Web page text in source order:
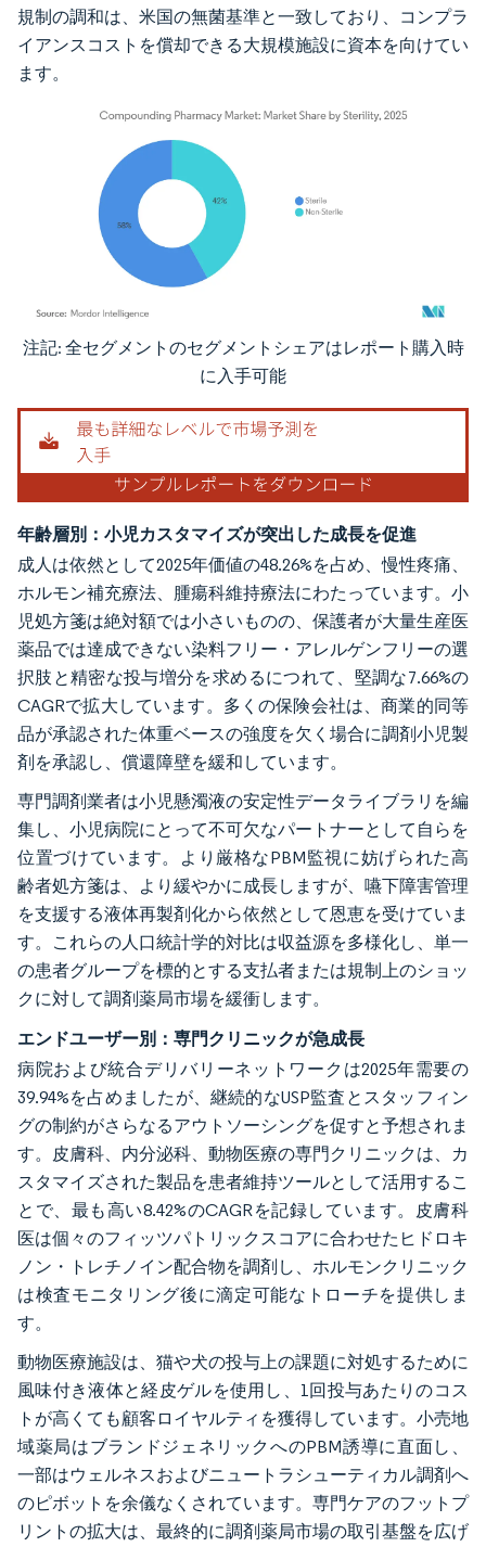
規制の調和は、米国の無菌基準と一致しており、コンプラ
イアンスコストを償却できる大規模施設に資本を向けてい
ます。
画像 © Mordor Intelligence。再利用にはCC BY 4.0の表示が必要です。
注記: 全セグメントのセグメントシェアはレポート購入時
に入手可能
年齢層別：小児カスタマイズが突出した成長を促進
成人は依然として2025年価値の48.26%を占め、慢性疼痛、
ホルモン補充療法、腫瘍科維持療法にわたっています。小
児処方箋は絶対額では小さいものの、保護者が大量生産医
薬品では達成できない染料フリー・アレルゲンフリーの選
択肢と精密な投与増分を求めるにつれて、堅調な7.66%の
CAGRで拡大しています。多くの保険会社は、商業的同等
品が承認された体重ベースの強度を欠く場合に調剤小児製
剤を承認し、償還障壁を緩和しています。
専門調剤業者は小児懸濁液の安定性データライブラリを編
集し、小児病院にとって不可欠なパートナーとして自らを
位置づけています。より厳格なPBM監視に妨げられた高
齢者処方箋は、より緩やかに成長しますが、嚥下障害管理
を支援する液体再製剤化から依然として恩恵を受けていま
す。これらの人口統計学的対比は収益源を多様化し、単一
の患者グループを標的とする支払者または規制上のショッ
クに対して調剤薬局市場を緩衝します。
エンドユーザー別：専門クリニックが急成長
病院および統合デリバリーネットワークは2025年需要の
39.94%を占めましたが、継続的なUSP監査とスタッフィン
グの制約がさらなるアウトソーシングを促すと予想されま
す。皮膚科、内分泌科、動物医療の専門クリニックは、カ
スタマイズされた製品を患者維持ツールとして活用するこ
とで、最も高い8.42%のCAGRを記録しています。皮膚科
医は個々のフィッツパトリックスコアに合わせたヒドロキ
ノン・トレチノイン配合物を調剤し、ホルモンクリニック
は検査モニタリング後に滴定可能なトローチを提供しま
す。
動物医療施設は、猫や犬の投与上の課題に対処するために
風味付き液体と経皮ゲルを使用し、1回投与あたりのコス
トが高くても顧客ロイヤルティを獲得しています。小売地
域薬局はブランドジェネリックへのPBM誘導に直面し、
一部はウェルネスおよびニュートラシューティカル調剤へ
のピボットを余儀なくされています。専門ケアのフットプ
リントの拡大は、最終的に調剤薬局市場の取引基盤を広げ